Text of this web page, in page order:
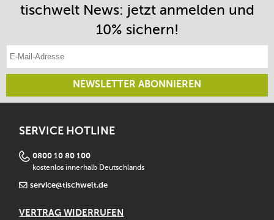
tischwelt News: jetzt anmelden und
10% sichern!
NEWSLETTER ABONNIEREN
SERVICE HOTLINE
0800 10 80 100
kostenlos innerhalb Deutschlands
service@tischwelt.de
VERTRAG WIDERRUFEN